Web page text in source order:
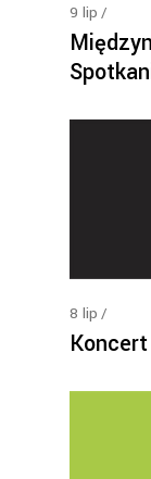
9 lip
8 lip